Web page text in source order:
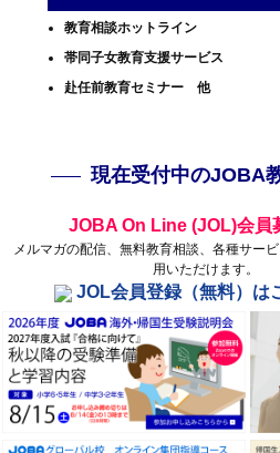
教育相談ホットライン
帯同子女教育支援サービス
赴任前教育セミナー 他
現在受付中のJOBA
JOBA On Line (JOL)会員
メルマガの配信、無料教育相談、各種サー
用いただけます。
JOL会員登録（無料）は